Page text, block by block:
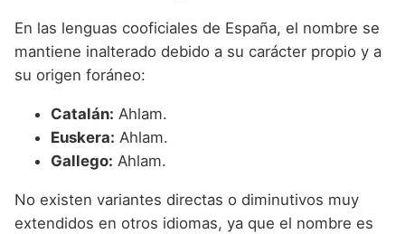
En las lenguas cooficiales de España, el nombre se
mantiene inalterado debido a su carácter propio y a
su origen foráneo:
Catalán: Ahlam.
Euskera: Ahlam.
Gallego: Ahlam.
No existen variantes directas o diminutivos muy
extendidos en otros idiomas, ya que el nombre es